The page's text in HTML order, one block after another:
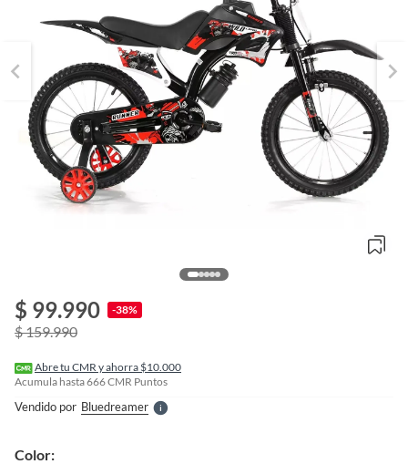
$ 99.990 -38%
$ 159.990
Abre tu CMR y ahorra $10.000
Acumula hasta666CMR Puntos
Vendido por BluedreamerS
l
l
Color: